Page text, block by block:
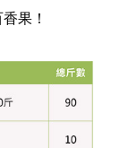
果！